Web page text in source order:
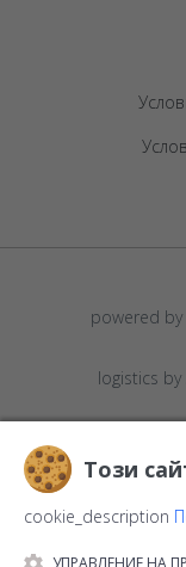
powered by
logistics by
Този
cookie_description
УПРАВЛЕНИЕ НА